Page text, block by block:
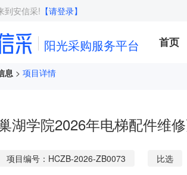
到安信采! 【请登录】
阳光采购服务平台 首页
息 > 项目详情
湖学院2026年电梯配件维
项目编号：HCZB-2026-ZB0073 比选